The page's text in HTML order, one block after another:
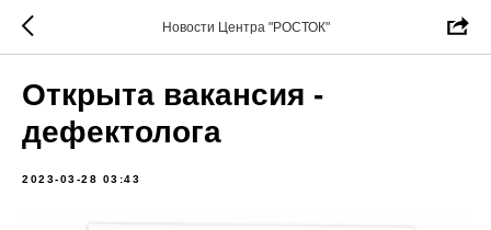
Новости Центра "РОСТОК"
Открыта вакансия -
дефектолога
2023-03-28 03:43